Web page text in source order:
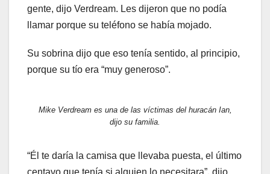
gente, dijo Verdream. Les dijeron que no podía
llamar porque su teléfono se había mojado.
Su sobrina dijo que eso tenía sentido, al principio,
porque su tío era “muy generoso”.
Mike Verdream es una de las víctimas del huracán Ian,
dijo su familia.
“Él te daría la camisa que llevaba puesta, el último